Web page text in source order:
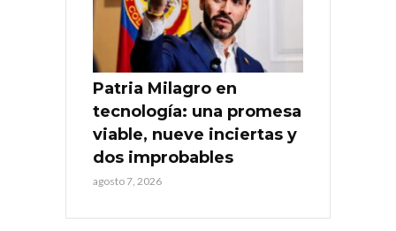
Patria Milagro en
tecnología: una promesa
viable, nueve inciertas y
dos improbables
agosto 7, 2026